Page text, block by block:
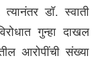
डॉ. स्वाती
गुन्हा दाखल
आरोपींची संख्या